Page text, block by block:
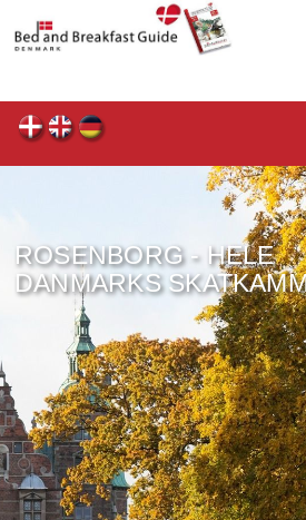
ROSENBORG - HELE
DANMARKS